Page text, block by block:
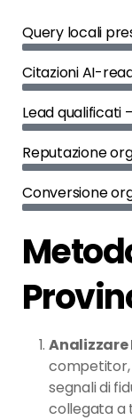
Query locali
Citazioni AI-
Lead qualificati
Reputazione
Conversione
Analizzare
competitor,
segnali di
collegata a